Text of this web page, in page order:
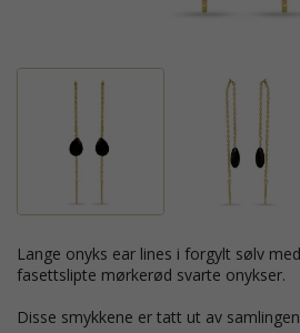
lange onyks ear lines i forgylt sølv med sandblåst overflate og 2
fasettslipte mørkerød svarte onykser.
Disse smykkene er tatt ut av samlingen